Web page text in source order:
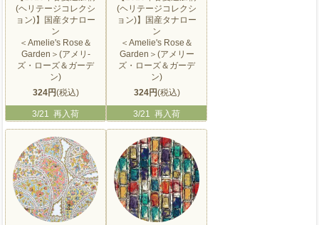
(ヘリテージコレクシ
ョン)】国産タナロー
ン
＜Amelie's Rose＆
Garden＞(アメリ-
ズ・ローズ＆ガーデ
ン)
324円(税込)
3/21 再入荷
(ヘリテージコレクシ
ョン)】国産タナロー
ン
＜Amelie's Rose＆
Garden＞(アメリー
ズ・ローズ＆ガーデ
ン)
324円(税込)
3/21 再入荷